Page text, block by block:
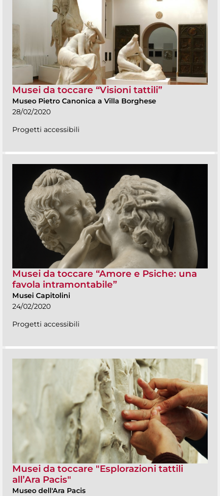
Musei da toccare “Visioni tattili”
Museo Pietro Canonica a Villa Borghese
28/02/2020
Progetti accessibili
Musei da toccare “Amore e Psiche: una
favola intramontabile”
Musei Capitolini
24/02/2020
Progetti accessibili
Musei da toccare "Esplorazioni tattili
all’Ara Pacis"
Museo dell'Ara Pacis